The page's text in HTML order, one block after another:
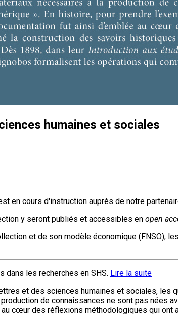
humaines et sociales
en cours d'instruction auprès de notre
y seront publiés et accessibles en open
et de son modèle économique (FNSO),
dans les recherches en SHS. Lire la suite
et des sciences humaines et sociales,
de connaissances ne sont pas nées
cœur des réflexions méthodologiques qui